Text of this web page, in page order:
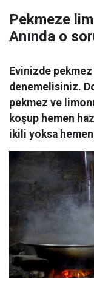
Pekmeze
Anında o
Evinizde
denemelisiniz.
pekmez ve
koşup hemen
ikili yoksa hemen